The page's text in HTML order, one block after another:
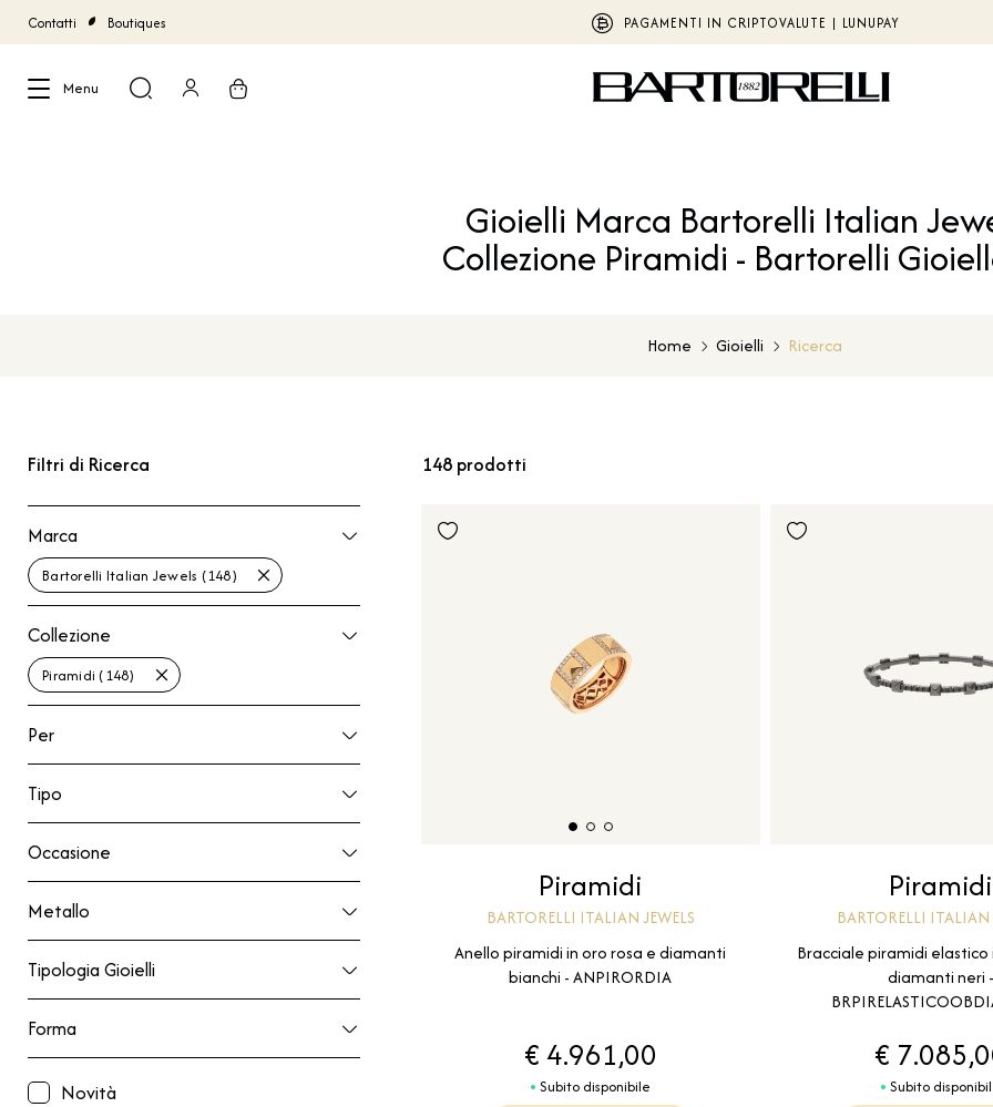
Contatti Boutiques PAGAMENTI IN CRIPTOVALUTE | LUNUPAY
Menu
Gioielli Marca Bartorelli Italian
Collezione Piramidi - Bartorelli
Home Gioielli Ricerca
Filtri di Ricerca
Marca
Bartorelli Italian Jewels (148)
Marca
Collezione
Piramidi (148)
Collezione
Per
Per
Tipo
Tipo
Occasione
Occasione
Metallo
Metallo
Tipologia Gioielli
Tipologia Gioielli
Forma
Forma
Novità
148prodotti
Piramidi
BARTORELLI ITALIAN JEWELS
Anello piramidi in oro rosa e diamanti
bianchi - ANPIRORDIA
€ 4.961,00
Subito disponibile
Piramidi
BARTORELLI ITALIAN
Bracciale piramidi elastico
diamanti neri -
€
Subito